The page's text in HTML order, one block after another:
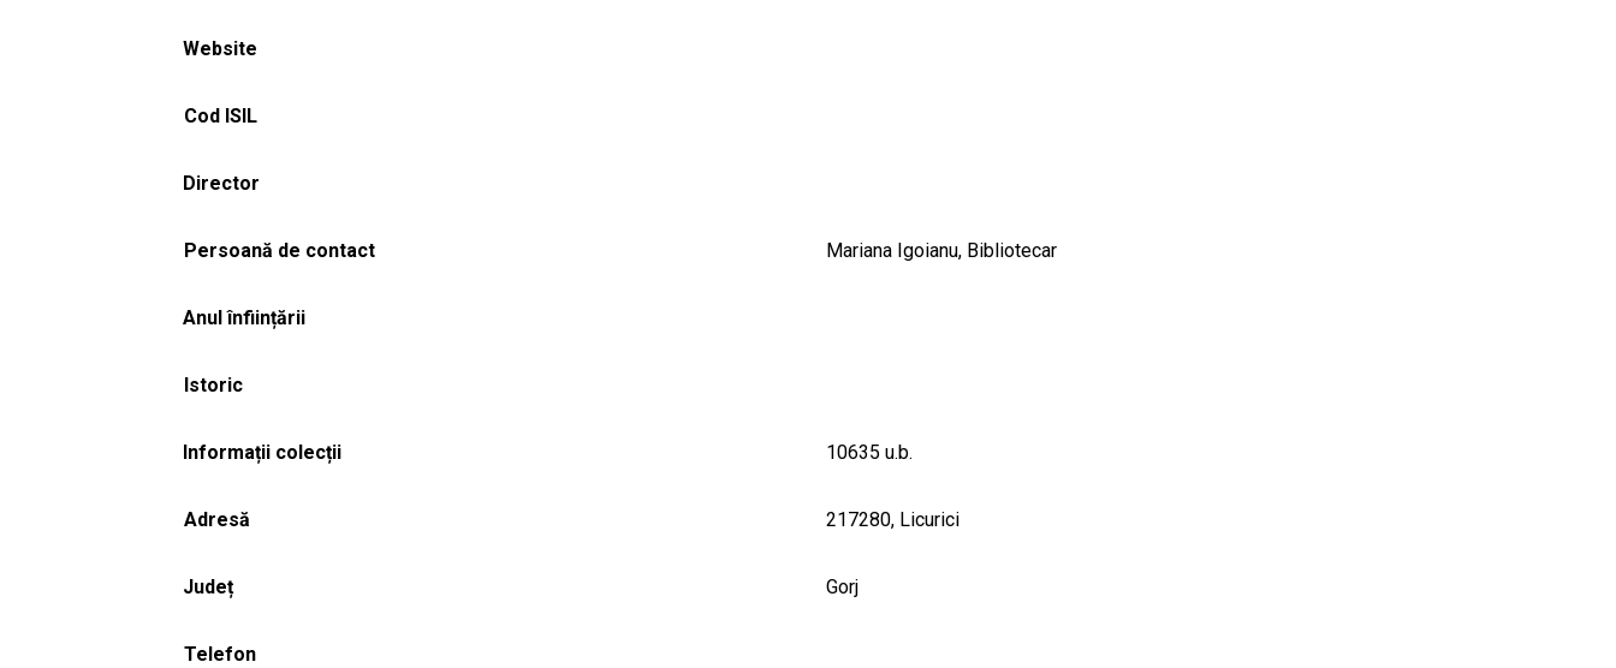
Website
Cod ISIL
Director
Persoană de contact Mariana Igoianu, Bibliotecar
Anul înființării
Istoric
Informații colecții 10635 u.b.
Adresă 217280, Licurici
Județ Gorj
Telefon